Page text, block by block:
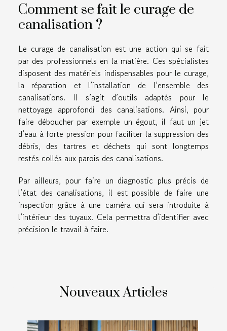
Comment se fait le curage de
canalisation ?
Le curage de canalisation est une action qui se fait
par des professionnels en la matière. Ces spécialistes
disposent des matériels indispensables pour le curage,
la réparation et l’installation de l’ensemble des
canalisations. Il s’agit d’outils adaptés pour le
nettoyage approfondi des canalisations. Ainsi, pour
faire déboucher par exemple un égout, il faut un jet
d’eau à forte pression pour faciliter la suppression des
débris, des tartres et déchets qui sont longtemps
restés collés aux parois des canalisations.
Par ailleurs, pour faire un diagnostic plus précis de
l’état des canalisations, il est possible de faire une
inspection grâce à une caméra qui sera introduite à
l’intérieur des tuyaux. Cela permettra d’identifier avec
précision le travail à faire.
Nouveaux Articles